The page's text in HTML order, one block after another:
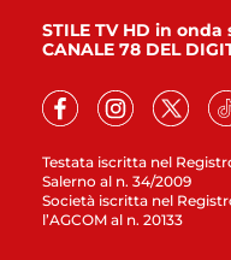
Testata iscritta nel
Salerno al n. 34/2009
Società iscritta nel
l’AGCOM al n. 20133
STILE TV HD in onda
CANALE 78 DEL